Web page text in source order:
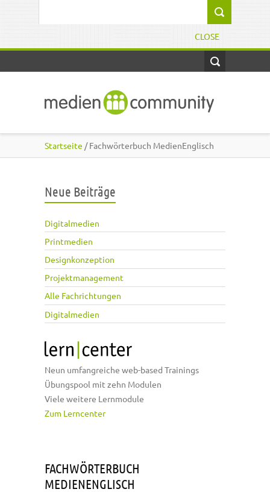
CLOSE
Startseite / Fachwörterbuch MedienEnglisch
Neue Beiträge
Digitalmedien
Printmedien
Designkonzeption
Projektmanagement
Alle Fachrichtungen
Digitalmedien
Neun umfangreiche web-based Trainings
Übungspool mit zehn Modulen
Viele weitere Lernmodule
Zum Lerncenter
FACHWÖRTERBUCH
MEDIENENGLISCH